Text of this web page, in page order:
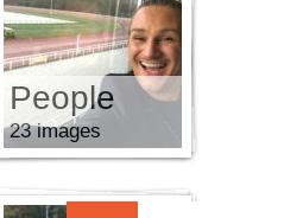
People
23 images